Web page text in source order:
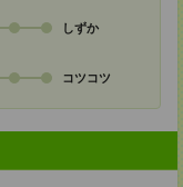
しずか
コツコツ